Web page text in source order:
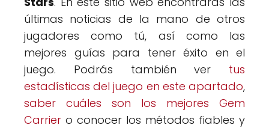
últimas noticias de la mano de otros
jugadores como tú, así como las
mejores guías para tener éxito en el
juego. Podrás también ver tus
estadísticas del juego en este apartado,
saber cuáles son los mejores Gem
Carrier o conocer los métodos fiables y